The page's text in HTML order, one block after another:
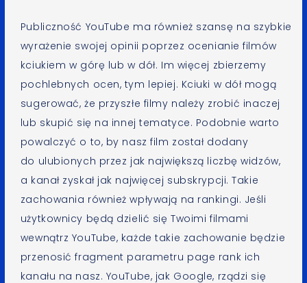
Publiczność YouTube ma również szansę na szybkie
wyrażenie swojej opinii poprzez ocenianie filmów
kciukiem w górę lub w dół. Im więcej zbierzemy
pochlebnych ocen, tym lepiej. Kciuki w dół mogą
sugerować, że przyszłe filmy należy zrobić inaczej
lub skupić się na innej tematyce. Podobnie warto
powalczyć o to, by nasz film został dodany
do ulubionych przez jak największą liczbę widzów,
a kanał zyskał jak najwięcej subskrypcji. Takie
zachowania również wpływają na rankingi. Jeśli
użytkownicy będą dzielić się Twoimi filmami
wewnątrz YouTube, każde takie zachowanie będzie
przenosić fragment parametru page rank ich
kanału na nasz. YouTube, jak Google, rządzi się